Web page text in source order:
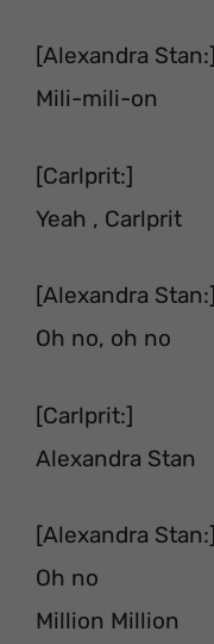
[Alexandra Stan:]
Mili-mili-on
[Carlprit:]
Yeah , Carlprit
[Alexandra Stan:]
Oh no, oh no
[Carlprit:]
Alexandra Stan
[Alexandra Stan:]
Oh no
Million Million